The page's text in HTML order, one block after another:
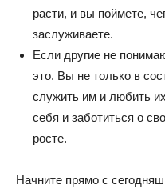
расти, и вы поймете,
заслуживаете.
Если другие не
это. Вы не только в
служить им и любить
себя и заботиться о
росте.
Начните прямо с